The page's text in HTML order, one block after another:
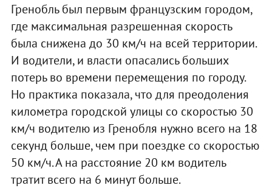
Гренобль был первым французским городом,
где максимальная разрешенная скорость
была снижена до 30 км/ч на всей территории.
И водители, и власти опасались больших
потерь во времени перемещения по городу.
Но практика показала, что для преодоления
километра городской улицы со скоростью 30
км/ч водителю из Гренобля нужно всего на 18
секунд больше, чем при поездке со скоростью
50 км/ч. А на расстояние 20 км водитель
тратит всего на 6 минут больше.